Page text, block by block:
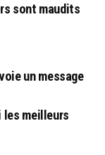
sont maudits
un message
les meilleurs